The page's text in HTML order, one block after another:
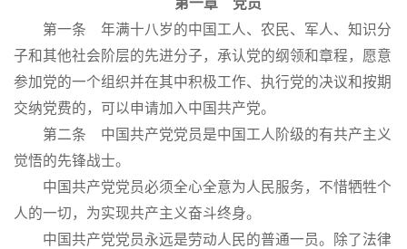
第一条 年满十八岁的中国工人、农民、军人、知识分
子和其他社会阶层的先进分子，承认党的纲领和章程，愿意
参加党的一个组织并在其中积极工作、执行党的决议和按期
交纳党费的，可以申请加入中国共产党。
第二条 中国共产党党员是中国工人阶级的有共产主义
觉悟的先锋战士。
中国共产党党员必须全心全意为人民服务，不惜牺牲个
人的一切，为实现共产主义奋斗终身。
中国共产党党员永远是劳动人民的普通一员。除了法律